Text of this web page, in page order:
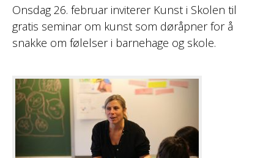
Onsdag 26. februar inviterer Kunst i Skolen til
gratis seminar om kunst som døråpner for å
snakke om følelser i barnehage og skole.